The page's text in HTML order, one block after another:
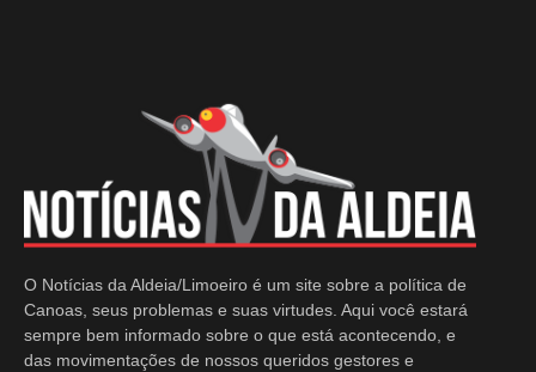
O Notícias da Aldeia/Limoeiro é um site sobre a política de
Canoas, seus problemas e suas virtudes. Aqui você estará
sempre bem informado sobre o que está acontecendo, e
das movimentações de nossos queridos gestores e